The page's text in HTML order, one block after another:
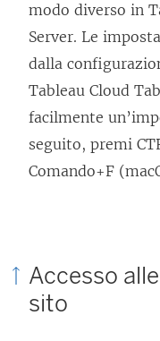
modo diverso in
Server. Le
dalla
Tableau Cloud
facilmente
seguito, premi
Comando+F
Accesso
sito